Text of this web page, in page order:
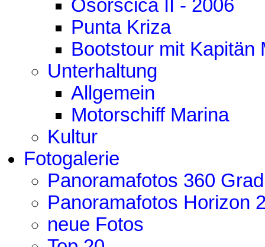
Osorscica II - 2006
Punta Kriza
Bootstour mit Kapitän
Unterhaltung
Allgemein
Motorschiff Marina
Kultur
Fotogalerie
Panoramafotos 360 Grad
Panoramafotos Horizon
neue Fotos